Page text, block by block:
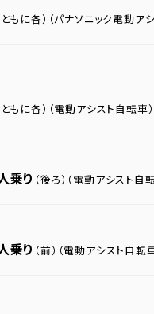
もに各） （パナソニック電動ア
もに各） （電動アシスト自転車）
乗り （後ろ） （電動アシスト自転
乗り （前） （電動アシスト自転車